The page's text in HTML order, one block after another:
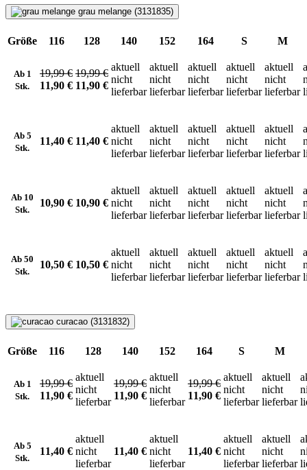
grau melange (3131835)
Größe 116 128 140 152 164 S M
Ab 1
Stk.
19,99 €
11,90 €
19,99 €
11,90 €
aktuell
nicht
lieferbar
aktuell
nicht
lieferbar
aktuell
nicht
lieferbar
aktuell
nicht
lieferbar
aktuell
nicht
lieferbar
Ab 5
Stk.
11,40 € 11,40 €
aktuell
nicht
lieferbar
aktuell
nicht
lieferbar
aktuell
nicht
lieferbar
aktuell
nicht
lieferbar
aktuell
nicht
lieferbar
Ab 10
Stk.
10,90 € 10,90 €
aktuell
nicht
lieferbar
aktuell
nicht
lieferbar
aktuell
nicht
lieferbar
aktuell
nicht
lieferbar
aktuell
nicht
lieferbar
Ab 50
Stk.
10,50 € 10,50 €
aktuell
nicht
lieferbar
aktuell
nicht
lieferbar
aktuell
nicht
lieferbar
aktuell
nicht
lieferbar
aktuell
nicht
lieferbar
curacao (3131832)
Größe 116 128 140 152 164 S M
Ab 1
Stk.
19,99 €
11,90 €
aktuell
nicht
lieferbar
19,99 €
11,90 €
aktuell
nicht
lieferbar
19,99 €
11,90 €
aktuell
nicht
lieferbar
aktuell
nicht
lieferbar
Ab 5
Stk.
11,40 €
aktuell
nicht
lieferbar
11,40 €
aktuell
nicht
lieferbar
11,40 €
aktuell
nicht
lieferbar
aktuell
nicht
lieferbar